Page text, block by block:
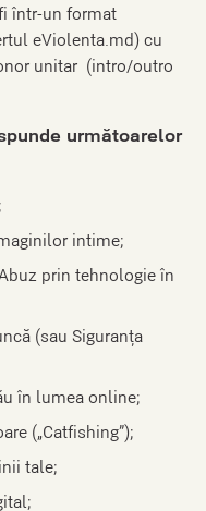
într-un format
eViolenta.md) cu
unitar (intro/outro
următoarelor
intime;
prin tehnologie în
(sau Siguranța
în lumea online;
(„Catfishing”);
tale;